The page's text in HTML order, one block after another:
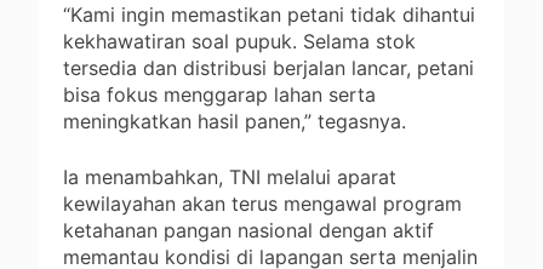
“Kami ingin memastikan petani tidak dihantui
kekhawatiran soal pupuk. Selama stok
tersedia dan distribusi berjalan lancar, petani
bisa fokus menggarap lahan serta
meningkatkan hasil panen,” tegasnya.
Ia menambahkan, TNI melalui aparat
kewilayahan akan terus mengawal program
ketahanan pangan nasional dengan aktif
memantau kondisi di lapangan serta menjalin